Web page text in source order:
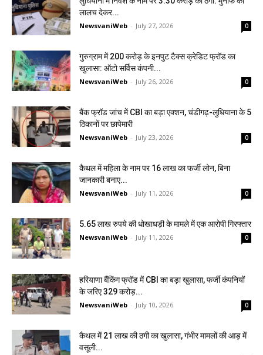
लालच देकर...
NewsvaniWeb - July 27, 2026 0
गुरुग्राम में ₹200 करोड़ के इनपुट टैक्स क्रेडिट फ्रॉड का
खुलासा: ऑटो सर्विस कंपनी...
NewsvaniWeb - July 26, 2026 0
बैंक फ्रॉड जांच में CBI का बड़ा एक्शन, चंडीगढ़-लुधियाना के 5
ठिकानों पर छापेमारी
NewsvaniWeb - July 23, 2026 0
कैथल में महिला के नाम पर ₹16 लाख का फर्जी लोन, बिना
जानकारी बनाए...
NewsvaniWeb - July 11, 2026 0
5.65 लाख रुपये की धोखाधड़ी के मामले में एक आरोपी गिरफ्तार
NewsvaniWeb - July 11, 2026 0
हरियाणा बैंकिंग फ्रॉड में CBI का बड़ा खुलासा, फर्जी कंपनियों
के जरिए ₹329 करोड़...
NewsvaniWeb - July 10, 2026 0
कैथल में 21 लाख की ठगी का खुलासा, गंभीर मामलों की आड़ में
वसूली...